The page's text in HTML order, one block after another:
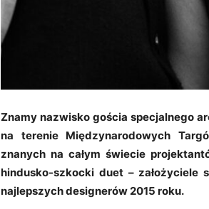
Znamy nazwisko gościa specjalnego
na terenie Międzynarodowych
znanych na całym świecie
hindusko-szkocki duet – założyciele
najlepszych designerów 2015 roku.